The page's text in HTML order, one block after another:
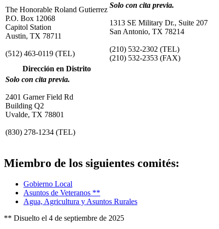
The Honorable Roland Gutierrez
P.O. Box 12068
Capitol Station
Austin, TX 78711
(512) 463-0119 (TEL)
Solo con cita previa.
1313 SE Military Dr., Suite 207
San Antonio, TX 78214
(210) 532-2302 (TEL)
(210) 532-2353 (FAX)
Dirección en Distrito
Solo con cita previa.
2401 Garner Field Rd
Building Q2
Uvalde, TX 78801
(830) 278-1234 (TEL)
Miembro de los siguientes comités:
Gobierno Local
Asuntos de Veteranos **
Agua, Agricultura y Asuntos Rurales
** Disuelto el 4 de septiembre de 2025